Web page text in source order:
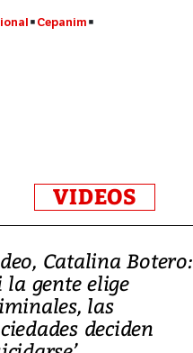
Cepanim
VIDEOS
Catalina Botero:
la gente elige
las
deciden